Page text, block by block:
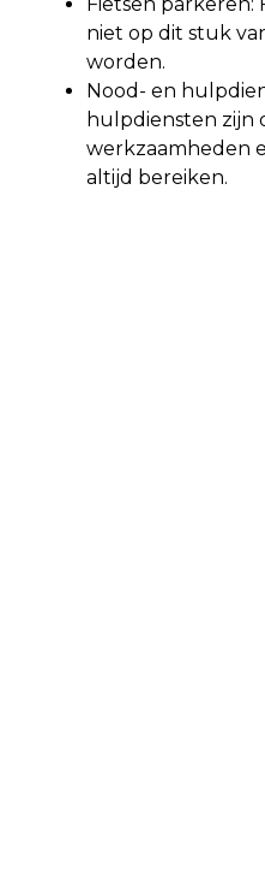
niet op dit stuk
worden.
Nood- en
hulpdiensten zijn
werkzaamheden
altijd bereiken.